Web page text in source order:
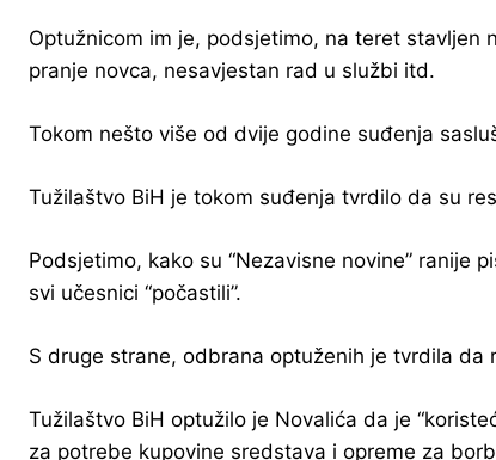
Optužnicom im je, podsjetimo, na teret stavljen
pranje novca, nesavjestan rad u službi itd.
Tokom nešto više od dvije godine suđenja
Tužilaštvo BiH je tokom suđenja tvrdilo da su
Podsjetimo, kako su “Nezavisne novine” ranije
svi učesnici “počastili”.
S druge strane, odbrana optuženih je tvrdila
Tužilaštvo BiH optužilo je Novalića da je
za potrebe kupovine sredstava i opreme za